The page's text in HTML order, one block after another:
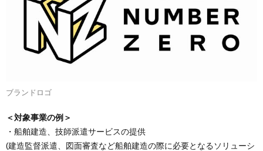
ブランドロゴ
＜対象事業の例＞
・船舶建造、技師派遣サービスの提供
(建造監督派遣、図面審査など船舶建造の際に必要となるソリューシ